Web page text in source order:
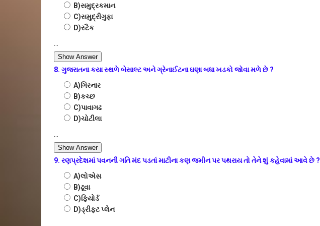
B)સમુદ્રકમાન
C)સમુદ્રીગુફા
D)સ્ટૈક
Show Answer
8. ગુજરાતના કયા સ્થળે બેસાલ્ટ અને ગ્રેનાઈટના ઘણા બધા ખડકો જોવા મળે છે ?
A)ગિરનાર
B)કચ્છ
C)પાવાગઢ
D)ચોટીલા
Show Answer
9. રણપ્રદેશમાં પવનની ગતિ મંદ પડતાં માટીના કણ જમીન પર પથરાય તો તેને શું કહેવામાં આવે છે ?
A)લોએસ
B)ઢૂવા
C)ફિયોર્ડ
D)ડ્રીફ્ટ પ્લેન